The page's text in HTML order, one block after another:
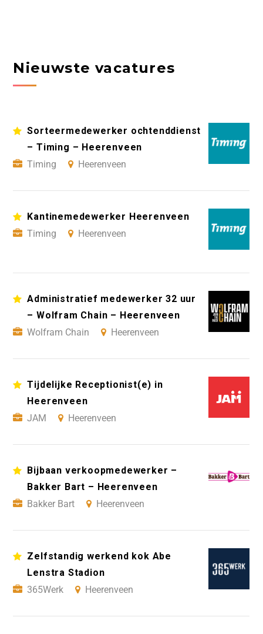
Nieuwste vacatures
Sorteermedewerker ochtenddienst
– Timing – Heerenveen
Timing
Heerenveen
Kantinemedewerker Heerenveen
Timing
Heerenveen
Administratief medewerker 32 uur
– Wolfram Chain – Heerenveen
Wolfram Chain
Heerenveen
Tijdelijke Receptionist(e) in
Heerenveen
JAM
Heerenveen
Bijbaan verkoopmedewerker –
Bakker Bart – Heerenveen
Bakker Bart
Heerenveen
Zelfstandig werkend kok Abe
Lenstra Stadion
365Werk
Heerenveen